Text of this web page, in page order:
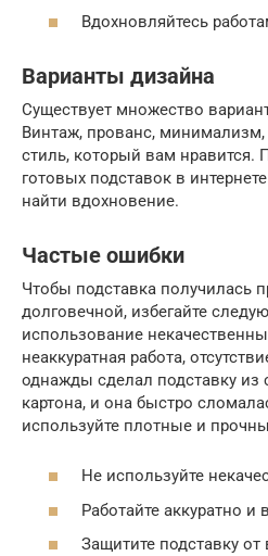
Вдохновляйтесь
Варианты дизайна
Существует множество
Винтаж, прованс,
стиль, который вам нравится.
готовых подставок в
найти вдохновение.
Частые ошибки
Чтобы подставка получилась
долговечной, избегайте
использование
неаккуратная работа,
однажды сделал подставку из
картона, и она быстро
используйте плотные и
Не используйте
Работайте аккуратно и
Защитите подставку от